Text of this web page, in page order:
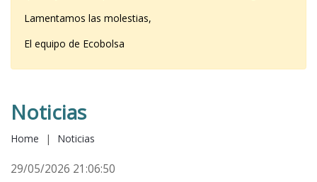
Lamentamos las molestias,
El equipo de Ecobolsa
Noticias
Home | Noticias
29/05/2026 21:06:50